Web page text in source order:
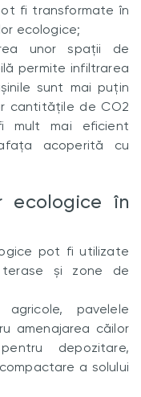
fi transformate în
ecologice;
unor spații de
permite infiltrarea
sunt mai puțin
cantitățile de CO2
mult mai eficient
acoperită cu
ecologice în
pot fi utilizate
și zone de
pavelele
amenajarea căilor
depozitare,
a solului